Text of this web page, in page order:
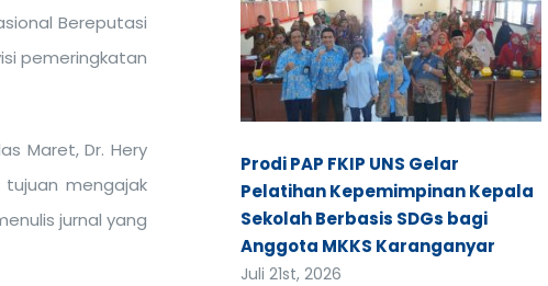
Bereputasi
pemeringkatan
Maret, Dr. Hery
mengajak
jurnal yang
Prodi PAP FKIP UNS Gelar
Pelatihan Kepemimpinan Kepala
Sekolah Berbasis SDGs bagi
Anggota MKKS Karanganyar
Juli 21st, 2026